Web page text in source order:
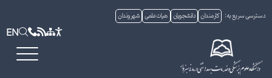
دسترسی سریع به: کارمندان دانشجویان هیات علمی شهروندان
EN